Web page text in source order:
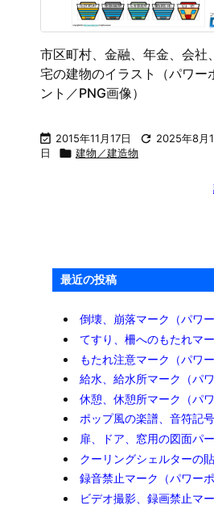
市区町村、金融、年金、会社
宅の建物のイラスト（パワー
ント／PNG画像）
 2015年11月17日  2025年8月
日
 建物／建造物
最近の投稿
倒壊、崩落マーク（パワ
てすり、柵へのもたれマ
もたれ注意マーク（パワ
給水、給水所マーク（パ
休憩、休憩所マーク（パ
ポップ風の楽譜、音符記
扉、ドア、窓用の図面パ
クーリングシェルターの
録音禁止マーク（パワー
ビデオ撮影、録画禁止マ